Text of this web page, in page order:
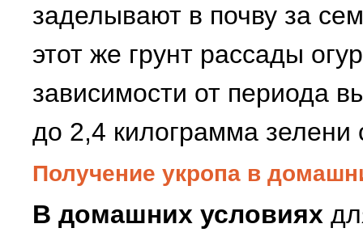
заделывают в почву за
этот же грунт рассады
зависимости от периода
до 2,4 килограмма зелени
Получение укропа в
В домашних условиях